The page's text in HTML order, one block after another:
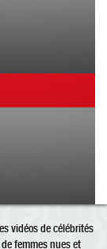
vidéos de célébrités
femmes nues et